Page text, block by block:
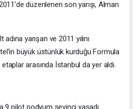
düzenlenen son yarışı, Alman
yarışan ve 2011 yılını
büyük üstünlük kurduğu Formula
arasında İstanbul da yer aldı.
9 pilot podyum sevinci yaşadı.